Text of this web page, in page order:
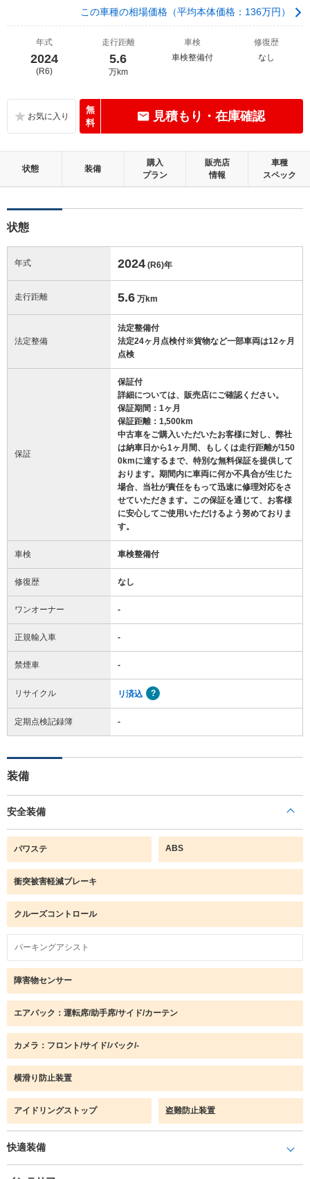
この車種の相場価格（平均本体価格：136万円）
年式
2024
(R6)
走行距離
5.6
万km
車検
車検整備付
修復歴
なし
無
料
見積もり・在庫確認
状態 装備
購入
プラン
販売店
情報
車種
スペック
状態
年式 2024 (R6)年
走行距離 5.6 万km
法定整備
法定整備付
法定24ヶ月点検付※貨物など一部車両は12ヶ月
点検
保証
保証付
詳細については、販売店にご確認ください。
保証期間：1ヶ月
保証距離：1,500km
中古車をご購入いただいたお客様に対し、弊社
は納車日から1ヶ月間、もしくは走行距離が150
0kmに達するまで、特別な無料保証を提供して
おります。期間内に車両に何か不具合が生じた
場合、当社が責任をもって迅速に修理対応をさ
せていただきます。この保証を通じて、お客様
に安心してご使用いただけるよう努めておりま
す。
車検 車検整備付
修復歴 なし
ワンオーナー -
正規輸入車 -
禁煙車 -
リサイクル リ済込
定期点検記録簿 -
装備
安全装備
パワステ ABS
衝突被害軽減ブレーキ
クルーズコントロール
パーキングアシスト
障害物センサー
エアバック：運転席/助手席/サイド/カーテン
カメラ：フロント/サイド/バック/-
横滑り防止装置
アイドリングストップ 盗難防止装置
快適装備